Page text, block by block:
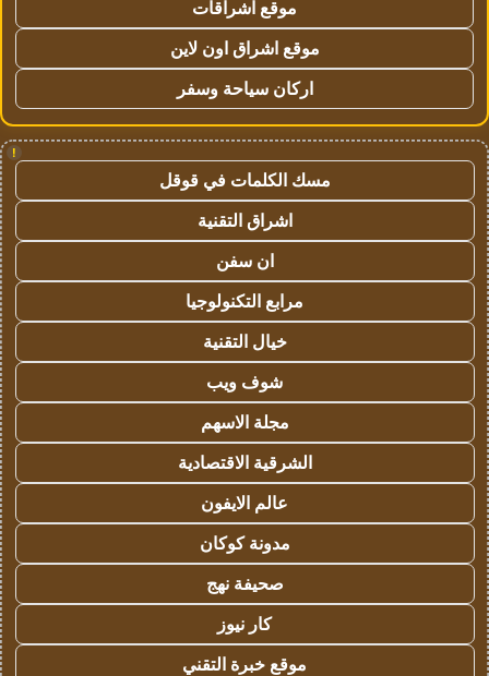
موقع اشراقات
موقع اشراق اون لاين
اركان سياحة وسفر
!
مسك الكلمات في قوقل
اشراق التقنية
ان سفن
مرابع التكنولوجيا
خيال التقنية
شوف ويب
مجلة الاسهم
الشرقية الاقتصادية
عالم الايفون
مدونة كوكان
صحيفة نهج
كار نيوز
موقع خبرة التقني